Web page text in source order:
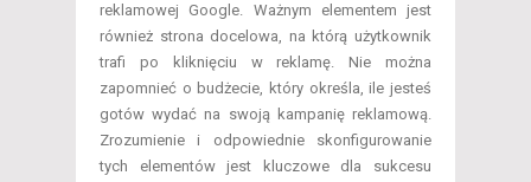
reklamowej Google. Ważnym elementem jest
również strona docelowa, na którą użytkownik
trafi po kliknięciu w reklamę. Nie można
zapomnieć o budżecie, który określa, ile jesteś
gotów wydać na swoją kampanię reklamową.
Zrozumienie i odpowiednie skonfigurowanie
tych elementów jest kluczowe dla sukcesu